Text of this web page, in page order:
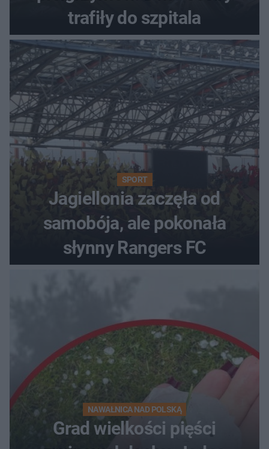
trafiły do szpitala
SPORT
Jagiellonia zaczęła od
samobója, ale pokonała
słynny Rangers FC
NAWAŁNICA NAD POLSKĄ
Grad wielkości pięści